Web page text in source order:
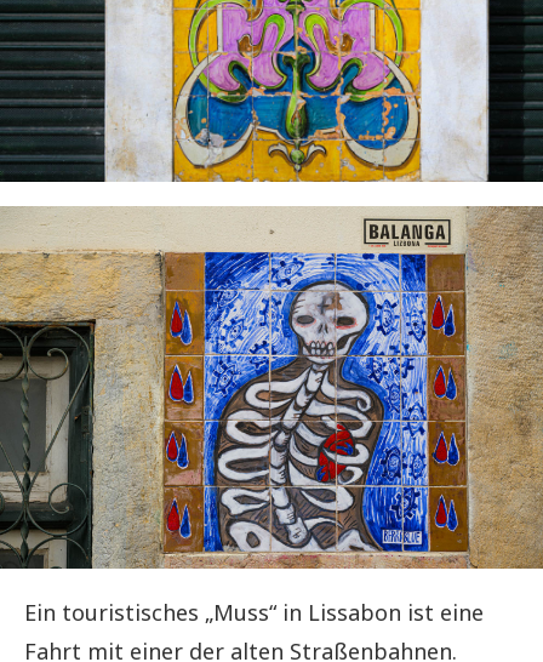
Ein touristisches „Muss“ in Lissabon ist eine
Fahrt mit einer der alten Straßenbahnen.